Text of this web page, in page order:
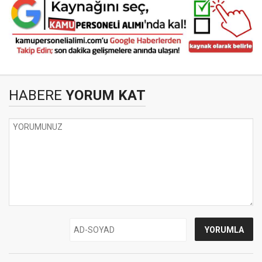
HABERE YORUM KAT